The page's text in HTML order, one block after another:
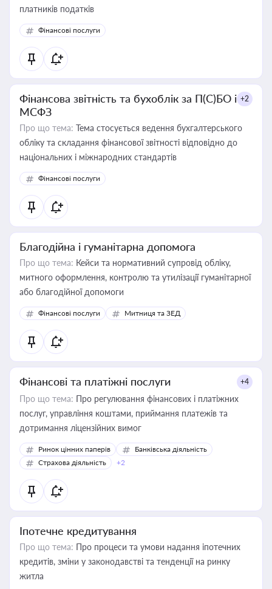
платників податків
Фінансові послуги
Фінансова звітність та бухоблік за П(С)БО і
МСФЗ
+2
Про що тема: Тема стосується ведення бухгалтерського
обліку та складання фінансової звітності відповідно до
національних і міжнародних стандартів
Фінансові послуги
Благодійна і гуманітарна допомога
Про що тема: Кейси та нормативний супровід обліку,
митного оформлення, контролю та утилізації гуманітарної
або благодійної допомоги
Фінансові послуги Митниця та ЗЕД
Фінансові та платіжні послуги +4
Про що тема: Про регулювання фінансових і платіжних
послуг, управління коштами, приймання платежів та
дотримання ліцензійних вимог
Ринок цінних паперів
Банківська діяльність
Страхова діяльність
+2
Іпотечне кредитування
Про що тема: Про процеси та умови надання іпотечних
кредитів, зміни у законодавстві та тенденції на ринку
житла